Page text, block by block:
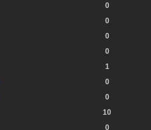
0
0
0
0
1
0
0
10
0